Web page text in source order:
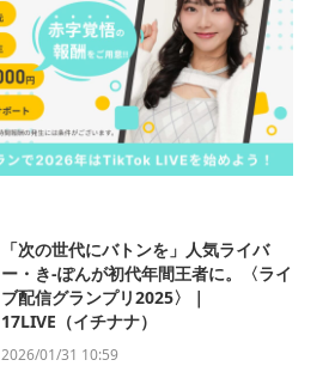
「次の世代にバトンを」人気ライバ
ー・き-ぽんが初代年間王者に。〈ライ
ブ配信グランプリ2025〉｜
17LIVE（イチナナ）
2026/01/31 10:59